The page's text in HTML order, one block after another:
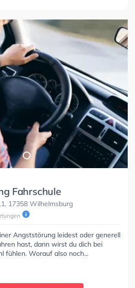
Fahrschule
17358 Wilhelmsburg
Angststörung leidest oder generell
hast, dann wirst du dich bei
fühlen. Worauf also noch...